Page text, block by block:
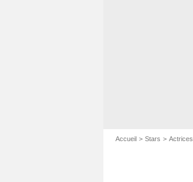
Accueil Stars Actrices